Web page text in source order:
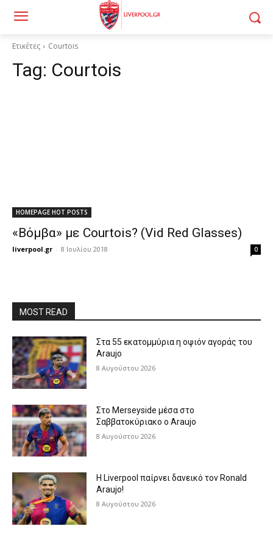
Ετικέτες Courtois
Tag: Courtois
HOMEPAGE HOT POSTS
«Βόμβα» με Courtois? (Vid Red Glasses)
liverpool.gr - 8 Ιουλίου 2018 0
MOST READ
Στα 55 εκατομμύρια η οψιόν αγοράς του
Araujo
8 Αυγούστου 2026
Στο Merseyside μέσα στο
Σαββατοκύριακο ο Araujo
8 Αυγούστου 2026
Η Liverpool παίρνει δανεικό τον Ronald
Araujo!
8 Αυγούστου 2026